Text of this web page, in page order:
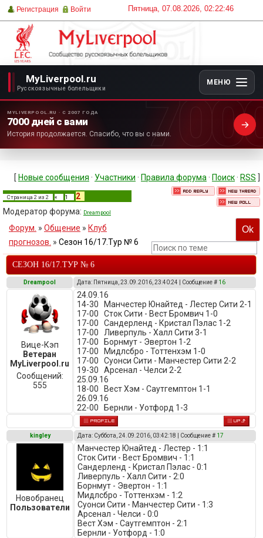
Пятница, 07.08.2026, 02:22:46
Регистрация Войти
MyLiverpool.ru
Русскоязычные болельщики
МЕНЮ
MYLIVERPOOL.RU · С 2007 ГОДА
7000 дней с вами
История продолжается. Спасибо, что вы с нами.
[ Новые сообщения · Участники · Правила форума · Поиск · RSS
Страница 2 из 2 « 1
2
Модератор форума: Dreampool
Форум. » Общение » Клуб
прогнозов. » Сезон 16/17.Тур № 6
СЕЗОН 16/17.ТУР № 6
Dreampool Дата: Пятница, 23.09.2016, 23:40:24 | Сообщение # 16
Вице-Кэп
Ветеран
MyLiverpool.ru
Сообщений:
555
24.09.16
14-30 Манчестер Юнайтед - Лестер Сити 2-1
17-00 Сток Сити - Вест Бромвич 1-0
17-00 Сандерленд - Кристал Пэлас 1-2
17-00 Ливерпуль - Халл Сити 3-1
17-00 Борнмут - Эвертон 1-2
17-00 Мидлсбро - Тоттенхэм 1-0
17-00 Суонси Сити - Манчестер Сити 2-2
19-30 Арсенал - Челси 2-2
25.09.16
18-00 Вест Хэм - Саутгемптон 1-1
26.09.16
22-00 Бернли - Уотфорд 1-3
kingley Дата: Суббота, 24.09.2016, 03:42:18 | Сообщение # 17
Новобранец
Пользователи
Манчестер Юнайтед - Лестер - 1:1
Сток Сити - Вест Бромвич - 1:1
Сандерленд - Кристал Пэлас - 0:1
Ливерпуль - Халл Сити - 2:0
Борнмут - Эвертон - 1:1
Мидлсбро - Тоттенхэм - 1:2
Суонси Сити - Манчестер Сити - 1:3
Арсенал - Челси - 0:0
Вест Хэм - Саутгемптон - 2:1
Бернли - Уотфорд - 1:0